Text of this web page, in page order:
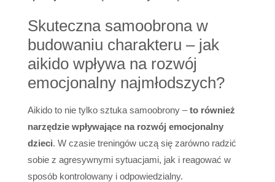
Skuteczna samoobrona w
budowaniu charakteru – jak
aikido wpływa na rozwój
emocjonalny najmłodszych?
Aikido to nie tylko sztuka samoobrony –to również
narzędzie wpływające na rozwój emocjonalny
dzieci. W czasie treningów uczą się zarówno radzić
sobie z agresywnymi sytuacjami, jak i reagować w
sposób kontrolowany i odpowiedzialny.